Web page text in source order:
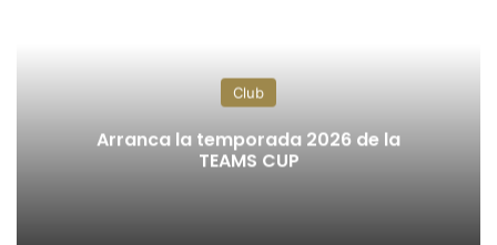
Club
Arranca la temporada 2026 de la
TEAMS CUP